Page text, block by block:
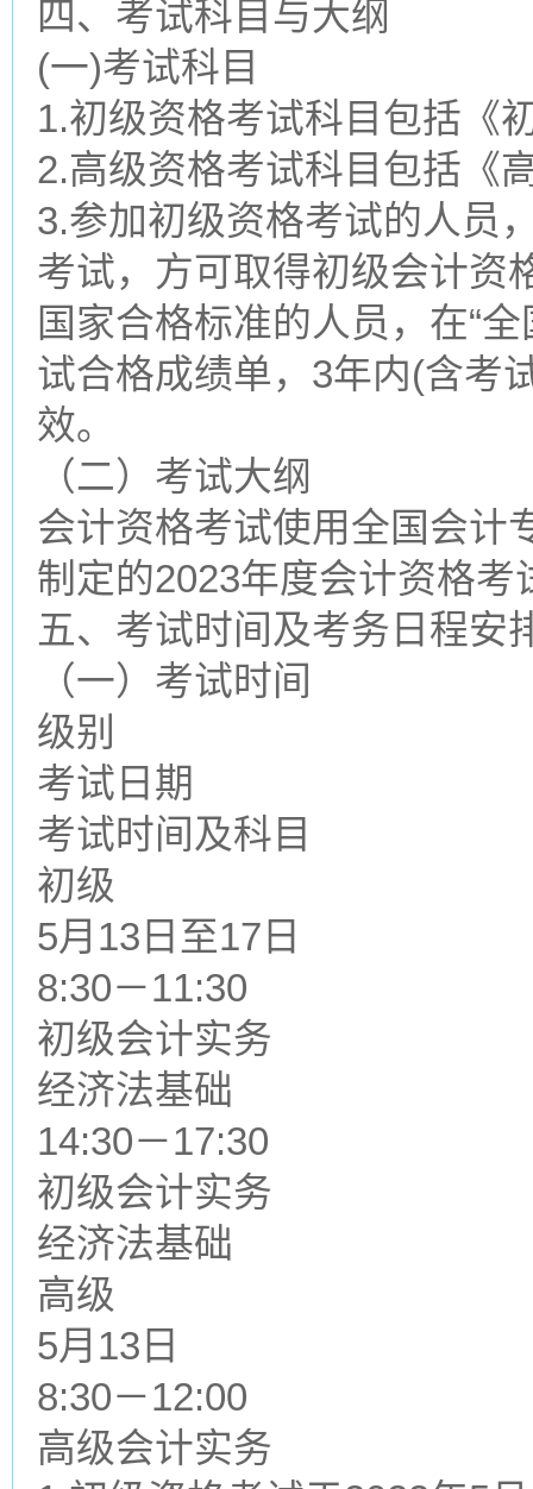
四、考试科目与大纲
(一)考试科目
1.初级资格考试科目包括《
2.高级资格考试科目包括《
3.参加初级资格考试的人员
考试，方可取得初级会计资
国家合格标准的人员，在“
试合格成绩单，3年内(含考
效。
（二）考试大纲
会计资格考试使用全国会计
制定的2023年度会计资格考
五、考试时间及考务日程安
（一）考试时间
级别
考试日期
考试时间及科目
初级
5月13日至17日
8:30－11:30
初级会计实务
经济法基础
14:30－17:30
初级会计实务
经济法基础
高级
5月13日
8:30－12:00
高级会计实务